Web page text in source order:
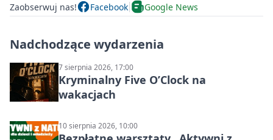
Zaobserwuj nas! Facebook Google News
Nadchodzące wydarzenia
7 sierpnia 2026, 17:00
Kryminalny Five O’Clock na
wakacjach
10 sierpnia 2026, 10:00